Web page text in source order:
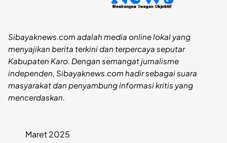
Sibayaknews.com adalah media online lokal yang
menyajikan berita terkini dan terpercaya seputar
Kabupaten Karo. Dengan semangat jurnalisme
independen, Sibayaknews.com hadir sebagai suara
masyarakat dan penyambung informasi kritis yang
mencerdaskan.
Maret 2025